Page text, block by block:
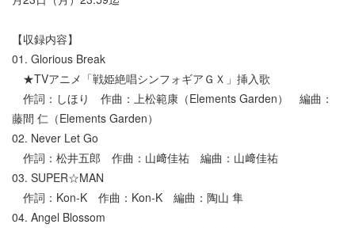
【収録内容】
01. Glorious Break
★TVアニメ「戦姫絶唱シンフォギアＧＸ」挿入歌
作詞：しほり 作曲：上松範康（Elements Garden） 編曲：
藤間 仁（Elements Garden）
02. Never Let Go
作詞：松井五郎 作曲：山﨑佳祐 編曲：山﨑佳祐
03. SUPER☆MAN
作詞：Kon-K 作曲：Kon-K 編曲：陶山 隼
04. Angel Blossom